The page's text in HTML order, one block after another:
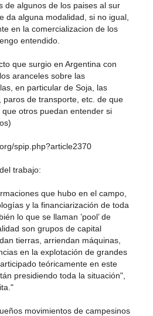
de algunos de los paises al sur
da alguna modalidad, si no igual,
en la comercializacion de los
entendido.
que surgio en Argentina con
aranceles sobre las
en particular de Soja, las
paros de transporte, etc. de que
otros puedan entender si
spip.php?article2370
trabajo:
que hubo en el campo,
y la financiarización de toda
lo que se llaman ’pool’ de
son grupos de capital
tierras, arriendan máquinas,
en la explotación de grandes
teóricamente en este
presidiendo toda la situación",
movimientos de campesinos